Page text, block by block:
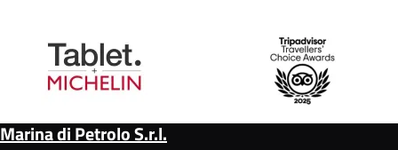
Marina di Petrolo S.r.l.